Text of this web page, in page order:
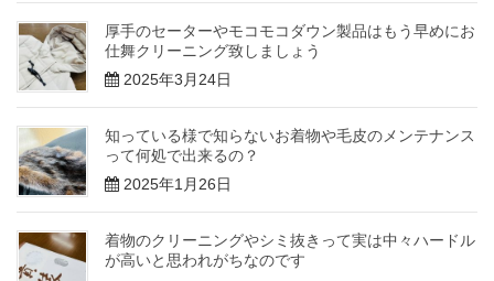
厚手のセーターやモコモコダウン製品はもう早めにお
仕舞クリーニング致しましょう
2025年3月24日
知っている様で知らないお着物や毛皮のメンテナンス
って何処で出来るの？
2025年1月26日
着物のクリーニングやシミ抜きって実は中々ハードル
が高いと思われがちなのです